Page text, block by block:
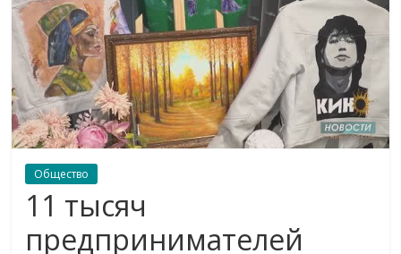
Общество
11 тысяч
предпринимателей